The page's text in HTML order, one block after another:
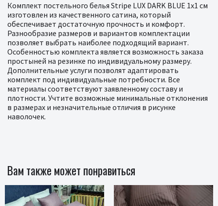
Комплект постельного белья Stripe LUX DARK BLUE 1x1 см
изготовлен из качественного сатина, который
обеспечивает достаточную прочность и комфорт.
Разнообразие размеров и вариантов комплектации
позволяет выбрать наиболее подходящий вариант.
Особенностью комплекта является возможность заказа
простыней на резинке по индивидуальному размеру.
Дополнительные услуги позволят адаптировать
комплект под индивидуальные потребности. Все
материалы соответствуют заявленному составу и
плотности. Учтите возможные минимальные отклонения
в размерах и незначительные отличия в рисунке
наволочек.
Вам также может понравиться